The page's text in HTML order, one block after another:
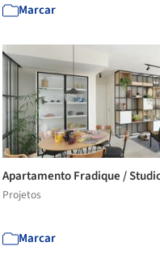
Marcar
Apartamento Fradique /
Projetos
Marcar